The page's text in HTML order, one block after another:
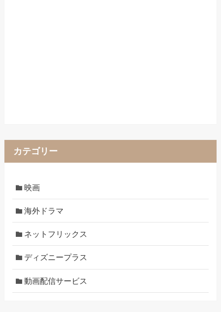
カテゴリー
映画
海外ドラマ
ネットフリックス
ディズニープラス
動画配信サービス